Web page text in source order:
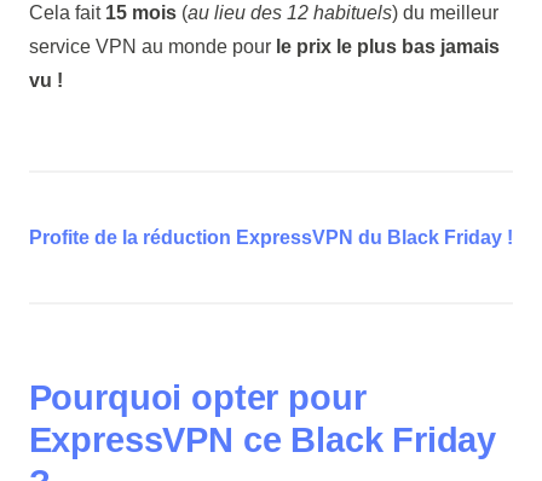
Cela fait 15 mois(au lieu des 12 habituels) du meilleur
service VPN au monde pour le prix le plus bas jamais
vu !
Profite de la réduction ExpressVPN du Black Friday !
Pourquoi opter pour
ExpressVPN ce Black Friday